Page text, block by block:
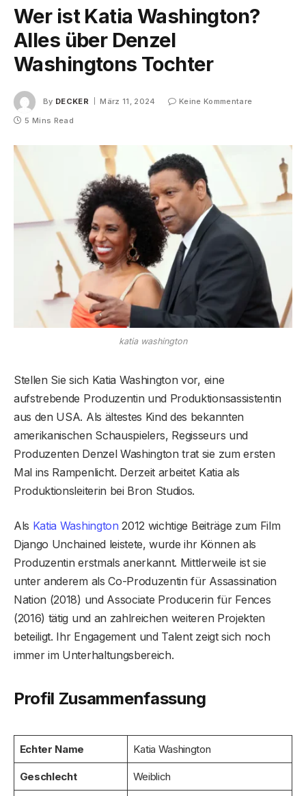
Wer ist Katia Washington?
Alles über Denzel
Washingtons Tochter
By DECKER März 11, 2024
Keine Kommentare
5 Mins Read
katia washington
Stellen Sie sich Katia Washington vor, eine
aufstrebende Produzentin und Produktionsassistentin
aus den USA. Als ältestes Kind des bekannten
amerikanischen Schauspielers, Regisseurs und
Produzenten Denzel Washington trat sie zum ersten
Mal ins Rampenlicht. Derzeit arbeitet Katia als
Produktionsleiterin bei Bron Studios.
Als Katia Washington 2012 wichtige Beiträge zum Film
Django Unchained leistete, wurde ihr Können als
Produzentin erstmals anerkannt. Mittlerweile ist sie
unter anderem als Co-Produzentin für Assassination
Nation (2018) und Associate Producerin für Fences
(2016) tätig und an zahlreichen weiteren Projekten
beteiligt. Ihr Engagement und Talent zeigt sich noch
immer im Unterhaltungsbereich.
Profil Zusammenfassung
Echter Name Katia Washington
Geschlecht Weiblich